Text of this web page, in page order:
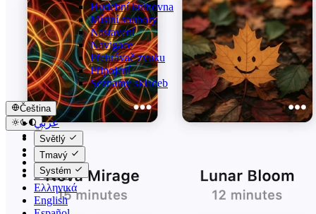
Hudební knihovna
Místní soubory
Nastavení
Navigace
Přehrávač zvuku
Připojení
Seznamy skladeb
Čeština
عربي
Català
Čeština
Dansk
Deutsch
Ελληνικά
English
Světlý
Tmavý
Systém